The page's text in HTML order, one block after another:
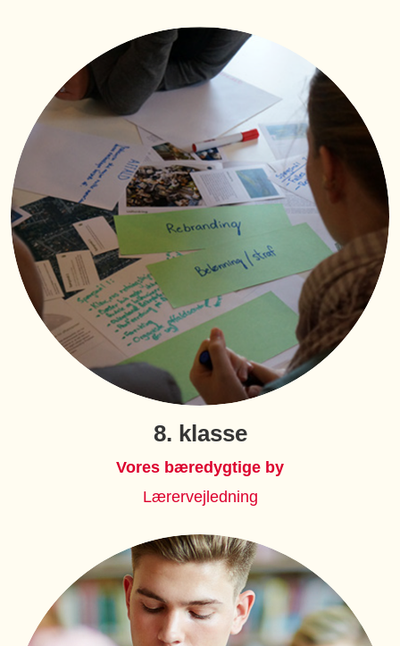
8. klasse
Vores bæredygtige by
Lærervejledning